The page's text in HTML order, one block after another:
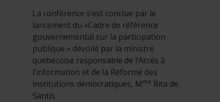
La conférence s’est conclue par le
lancement du «Cadre de référence
gouvernemental sur la participation
publique » dévoilé par la ministre
québécoise responsable de l’Accès à
l’information et de la Réforme des
institutions démocratiques, Mme Rita de
Santis.